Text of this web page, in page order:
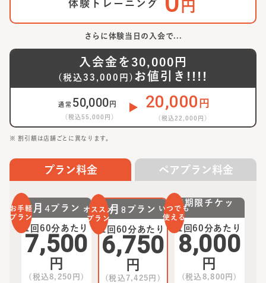
体験トレーニング 円
さらに体験当日の入会で...
入会金を 30,000 円
(税込33,000 円) お値引き!!!!
通常 50,000 円
（税込 55,000 円）
20,000 円
（税込22,000 円）
※ 割引額は店舗ごとに異なります。
プラン料金 ペアプラン料金
お手軽
プラン
月 4プラン
1回60分あたり
7,500
円
(税込8,250 円)
オススメ
プラン
月 8 プラン
1回60分あたり
6,750
円
(税込 7,425 円)
いつでも
使える
無期限チケッ
ト
1回60分あたり
8,000
円
(税込 8,800 円)